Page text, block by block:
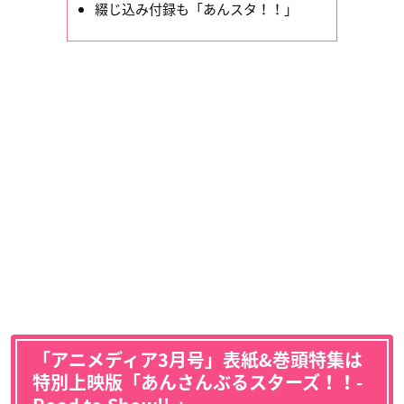
綴じ込み付録も「あんスタ！！」
「アニメディア3月号」表紙&巻頭特集は
特別上映版「あんさんぶるスターズ！！-